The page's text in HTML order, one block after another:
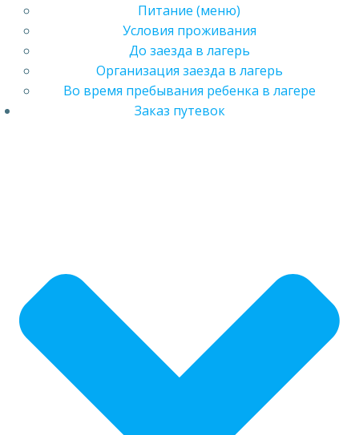
Питание (меню)
Условия проживания
До заезда в лагерь
Организация заезда в лагерь
Во время пребывания ребенка в лагере
Заказ путевок